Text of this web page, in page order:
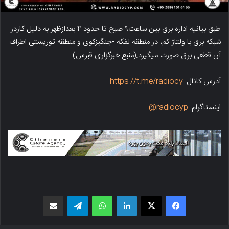
طبق بیانیه اداره برق بین ساعت۹ صبح تا حدود ۴ بعدازظهر به دلیل کاردر
شبکه برق با ولتاژ کم، در منطقه لفکه -جنگیزکوی و منطقه توریستی اطراف
آن قطعی برق صورت میگیرد.(منبع:خبرگزاری قبرس)
آدرس کانال: https://t.me/radiocy
اینستاگرام: radiocyp@
فیسبوک X لینکدین واتس اپ تلگرام